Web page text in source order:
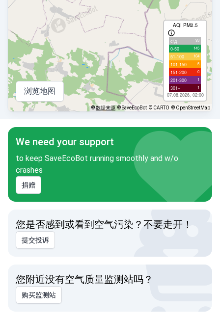
AQI PM2.5
с/д 93
0-50 145
51-100 104
101-150 5
151-200 0
201-300 1
301+ 1
07.08.2026, 02:00
浏览地图
©数据来源 © SaveEcoBot © CARTO © OpenStreetMap
We need your support
to keep SaveEcoBot running smoothly and w/o
crashes
捐赠
您是否感到或看到空气污染？不要走开！
提交投诉
您附近没有空气质量监测站吗？
购买监测站